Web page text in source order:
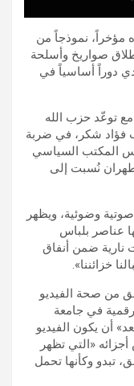
نموذجاً من
صواريخ وأسلحة
دوراً أساسياً في
توعّد حزب الله
فؤاد شكر، في ضربة
المكتب السياسي
نُسبت إلى
وضوئية، ويظهر
فيها عناصر بلباس
نارية ضمن أنفاق
خزائننا».
من صحة الفيديو
في جامعة
أن يكون الفيديو
«التي تظهر
تبدو وكأنها تحمل